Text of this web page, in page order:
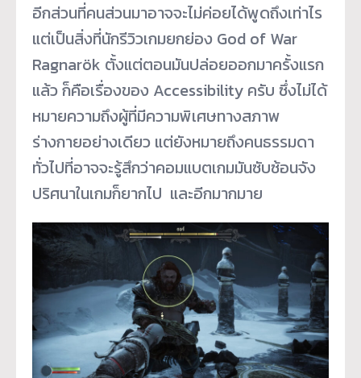
อีกส่วนที่คนส่วนมาอาจจะไม่ค่อยได้พูดถึงเท่าไร
แต่เป็นสิ่งที่นักรีวิวเกมยกย่อง God of War
Ragnarök ตั้งแต่ตอนมันปล่อยออกมาครั้งแรก
แล้ว ก็คือเรื่องของ Accessibility ครับ ซึ่งไม่ได้
หมายความถึงผู้ที่มีความพิเศษทางสภาพ
ร่างกายอย่างเดียว แต่ยังหมายถึงคนธรรมดา
ทั่วไปที่อาจจะรู้สึกว่าคอมแบตเกมมันซับซ้อนจัง
ปริศนาในเกมก็ยากไป และอีกมากมาย